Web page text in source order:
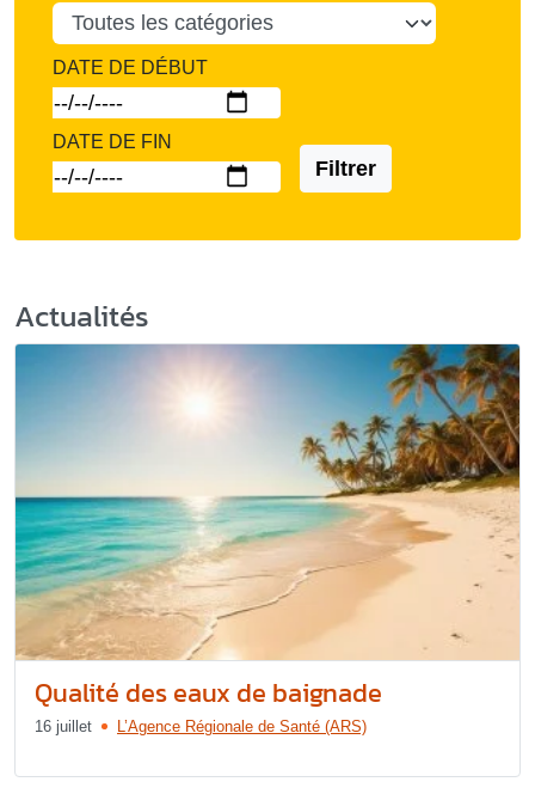
DATE DE DÉBUT
DATE DE FIN
Filtrer
Actualités
Qualité des eaux de baignade
16 juillet L’Agence Régionale de Santé (ARS)